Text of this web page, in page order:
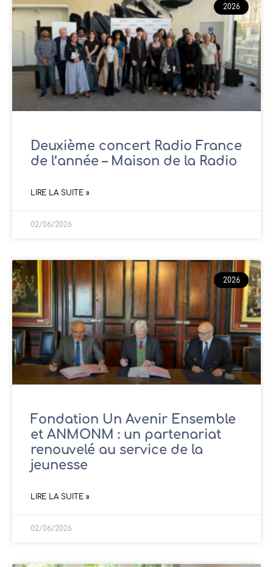
2026
Deuxième concert Radio France
de l’année – Maison de la Radio
LIRE LA SUITE »
02/06/2026
2026
Fondation Un Avenir Ensemble
et ANMONM : un partenariat
renouvelé au service de la
jeunesse
LIRE LA SUITE »
02/06/2026